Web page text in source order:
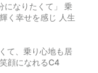
になりたくて」 乗
く幸せを感じ 人生
て、乗り心地も居
顔になれるC4